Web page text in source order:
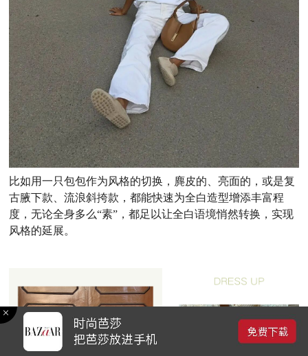
比如用一只包包作为风格的切换，麂皮的、亮面的，或是复
古腋下款、流浪斜挎款，都能快速为全白造型增添丰富程
度，无论全身多么“素”，都足以让全白语境悄然转换，实现
风格的延展。